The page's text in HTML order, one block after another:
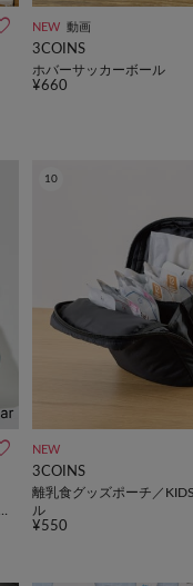
NEW 動画
3COINS
ホバーサッカーボール
¥660
10
NEW
3COINS
離乳食グッズポーチ／
ル
¥550